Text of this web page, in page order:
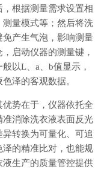
根据测量需求设置相
量模式等；然后将洗
产生气泡，影响测量
启动仪器的测量键，
以L、a、b值显示，
泽的客观数据。
势在于，仪器依托全
消除洗衣液表面反光
转换为可量化、可追
的精准比对，也能规
生产的质量管控提供